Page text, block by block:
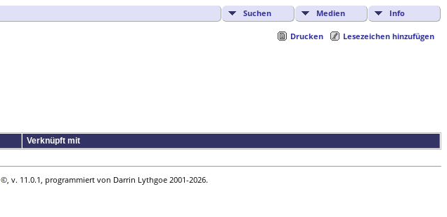
Suchen Medien Info
Drucken Lesezeichen hinzufügen
Verknüpft mit
©, v. 11.0.1, programmiert von Darrin Lythgoe 2001-2026.